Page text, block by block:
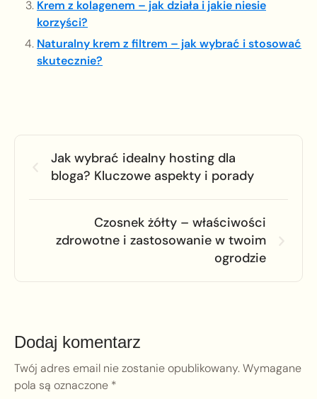
Krem z kolagenem – jak działa i jakie niesie
korzyści?
Naturalny krem z filtrem – jak wybrać i stosować
skutecznie?
Jak wybrać idealny hosting dla
bloga? Kluczowe aspekty i porady
Czosnek żółty – właściwości
zdrowotne i zastosowanie w twoim
ogrodzie
Dodaj komentarz
Twój adres email nie zostanie opublikowany.Wymagane
pola są oznaczone *